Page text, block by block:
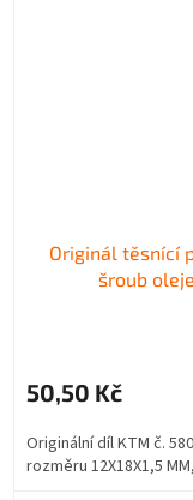
Originál těsnící
šroub
50,50 Kč
Originální díl KTM č.
rozměru 12X18X1,5